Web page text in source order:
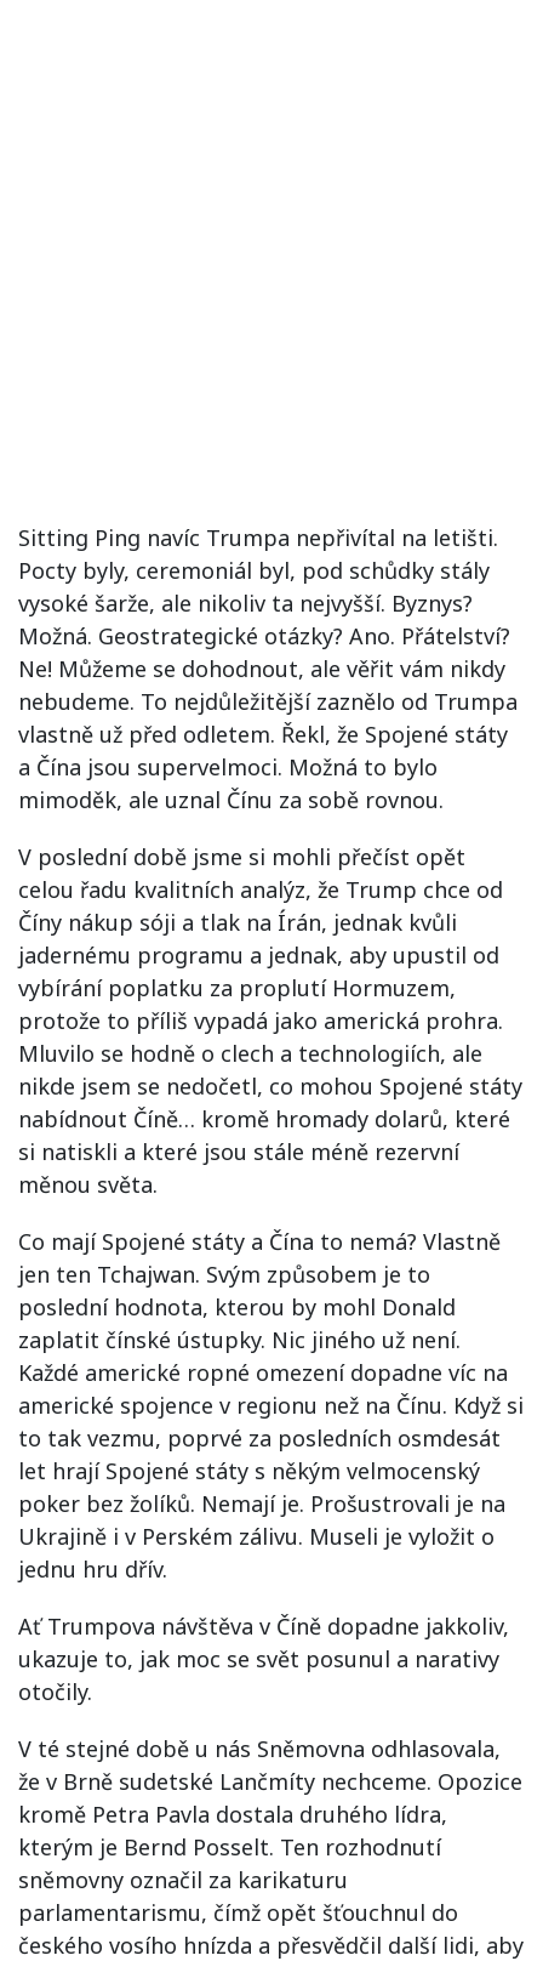
Sitting Ping navíc Trumpa nepřivítal na letišti.
Pocty byly, ceremoniál byl, pod schůdky stály
vysoké šarže, ale nikoliv ta nejvyšší. Byznys?
Možná. Geostrategické otázky? Ano. Přátelství?
Ne! Můžeme se dohodnout, ale věřit vám nikdy
nebudeme. To nejdůležitější zaznělo od Trumpa
vlastně už před odletem. Řekl, že Spojené státy
a Čína jsou supervelmoci. Možná to bylo
mimoděk, ale uznal Čínu za sobě rovnou.
V poslední době jsme si mohli přečíst opět
celou řadu kvalitních analýz, že Trump chce od
Číny nákup sóji a tlak na Írán, jednak kvůli
jadernému programu a jednak, aby upustil od
vybírání poplatku za proplutí Hormuzem,
protože to příliš vypadá jako americká prohra.
Mluvilo se hodně o clech a technologiích, ale
nikde jsem se nedočetl, co mohou Spojené státy
nabídnout Číně… kromě hromady dolarů, které
si natiskli a které jsou stále méně rezervní
měnou světa.
Co mají Spojené státy a Čína to nemá? Vlastně
jen ten Tchajwan. Svým způsobem je to
poslední hodnota, kterou by mohl Donald
zaplatit čínské ústupky. Nic jiného už není.
Každé americké ropné omezení dopadne víc na
americké spojence v regionu než na Čínu. Když si
to tak vezmu, poprvé za posledních osmdesát
let hrají Spojené státy s někým velmocenský
poker bez žolíků. Nemají je. Prošustrovali je na
Ukrajině i v Perském zálivu. Museli je vyložit o
jednu hru dřív.
Ať Trumpova návštěva v Číně dopadne jakkoliv,
ukazuje to, jak moc se svět posunul a narativy
otočily.
V té stejné době u nás Sněmovna odhlasovala,
že v Brně sudetské Lančmíty nechceme. Opozice
kromě Petra Pavla dostala druhého lídra,
kterým je Bernd Posselt. Ten rozhodnutí
sněmovny označil za karikaturu
parlamentarismu, čímž opět šťouchnul do
českého vosího hnízda a přesvědčil další lidi, aby